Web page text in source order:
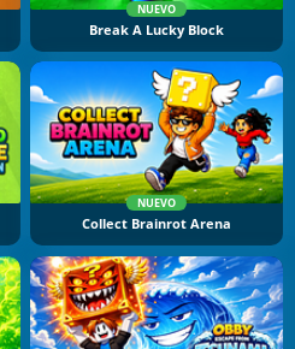
NUEVO
Break A Lucky Block
NUEVO
Collect Brainrot Arena